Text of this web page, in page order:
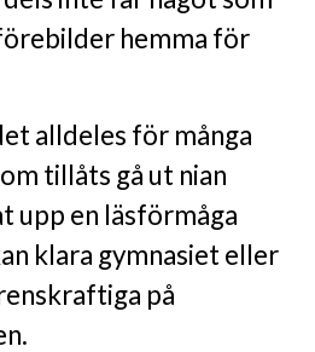
hemma för
alldeles för många
tillåts gå ut nian
upp en läsförmåga
klara gymnasiet eller
på